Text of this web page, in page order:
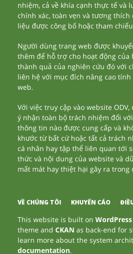
nhiệm, cả về khía cạnh thực tế và
chính xác, toàn vẹn và tương thích
liệu được công bố hoặc tham
Người dùng trang web được
thêm để hỗ trợ cho hoạt động của
thành quả của nghiên cứu đó với
liên hệ với mục đích nâng cao
web.
Với việc truy cập vào website
ý nhận toàn bộ trách nhiệm đối
thông tin nào được cung cấp và
khước từ bất cứ hoặc tất cả trách
cá nhân hay tập thể liên quan tới
thức và nội dung của website và
mất mát hay thiệt hại gây ra
VỀ CHÚNG TÔI KHUYẾN CÁO
This website is built onWordPress
theme andCKAN as back-end for
learn more about the system
documentation.